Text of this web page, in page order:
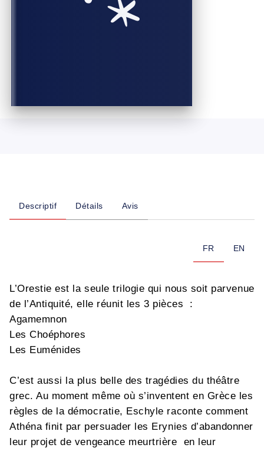
Descriptif Détails Avis
FR EN
L’Orestie est la seule trilogie qui nous soit parvenue
de l’Antiquité, elle réunit les 3 pièces :
Agamemnon
Les Choéphores
Les Euménides
C’est aussi la plus belle des tragédies du théâtre
grec. Au moment même où s’inventent en Grèce les
règles de la démocratie, Eschyle raconte comment
Athéna finit par persuader les Erynies d’abandonner
leur projet de vengeance meurtrière en leur